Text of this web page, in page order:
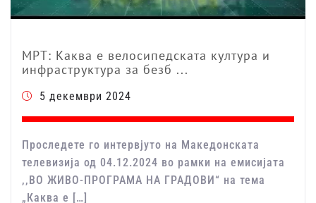
МРТ: Каква е велосипедската култура и
инфраструктура за безб ...
5 декември 2024
Проследете го интервјуто на Македонската
телевизија од 04.12.2024 во рамки на емисијата
,,ВО ЖИВО-ПРОГРАМА НА ГРАДОВИ“ на тема
„Каква е […]